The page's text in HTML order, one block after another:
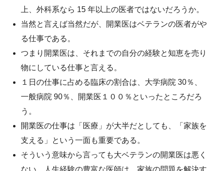
上、外科系なら 15 年以上の医者ではないだろうか。
当然と言えば当然だが、開業医はベテランの医者がや
る仕事である。
つまり開業医は、それまでの自分の経験と知恵を売り
物にしている仕事と言える。
１日の仕事に占める臨床の割合は、大学病院 30％、
一般病院 90％、開業医１００％といったところだろ
う。
開業医の仕事は「医療」が大半だとしても、「家族を
支える」という一面も重要である。
そういう意味から言っても大ベテランの開業医は悪く